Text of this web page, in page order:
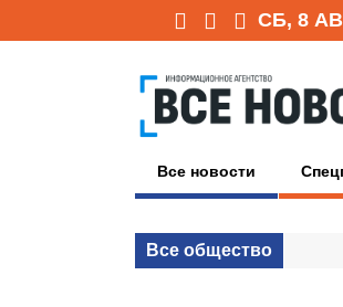
СБ, 8
Все новости
Все общество